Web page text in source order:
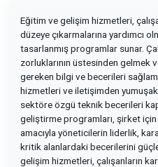
Eğitim ve gelişim hizmetleri,
düzeye çıkarmalarına yardımcı
tasarlanmış programlar sunar.
zorluklarının üstesinden gelmek
gereken bilgi ve becerileri
hizmetleri ve iletişimden
sektöre özgü teknik becerileri
geliştirme programları, şirket
amacıyla yöneticilerin liderlik,
kritik alanlardaki becerilerini
gelişim hizmetleri, çalışanların